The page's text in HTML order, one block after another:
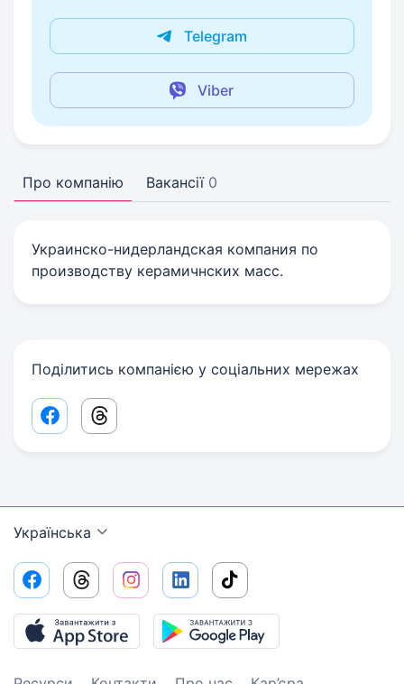
Telegram
Viber
Про компанію Вакансії 0
Украинско-нидерландская компания по
производству керамичнских масс.
Поділитись компанією у соціальних мережах
Facebook share link
Threads share link
Українська